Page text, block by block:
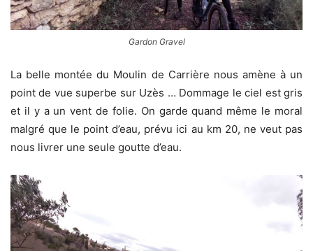
Gardon Gravel
La belle montée du Moulin de Carrière nous amène à un
point de vue superbe sur Uzès … Dommage le ciel est gris
et il y a un vent de folie. On garde quand même le moral
malgré que le point d’eau, prévu ici au km 20, ne veut pas
nous livrer une seule goutte d’eau.